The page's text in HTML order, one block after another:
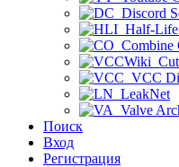
Discord
Half-Life
Combine
VCC
LeakNet
Valve
Поиск
Вход
Регистрация